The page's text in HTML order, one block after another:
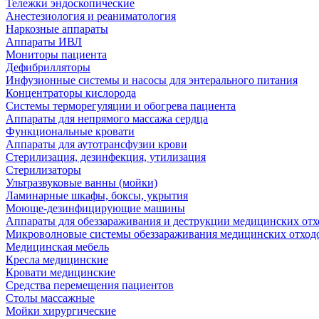
Тележки эндоскопические
Анестезиология и реаниматология
Наркозные аппараты
Аппараты ИВЛ
Мониторы пациента
Дефибрилляторы
Инфузионные системы и насосы для энтерального питания
Концентраторы кислорода
Системы терморегуляции и обогрева пациента
Аппараты для непрямого массажа сердца
Функциональные кровати
Аппараты для аутотрансфузии крови
Стерилизация, дезинфекция, утилизация
Стерилизаторы
Ультразвуковые ванны (мойки)
Ламинарные шкафы, боксы, укрытия
Моюще-дезинфицирующие машины
Аппараты для обеззараживания и деструкции медицинских
Микроволновые системы обеззараживания медицинских
Медицинская мебель
Кресла медицинские
Кровати медицинские
Средства перемещения пациентов
Столы массажные
Мойки хирургические